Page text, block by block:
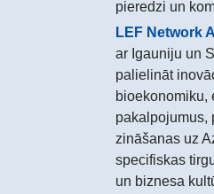
pieredzi un
LEF Network
ar Igauniju un
palielināt
bioekonomiku,
pakalpojumus,
zināšanas uz
specifiskas
un biznesa